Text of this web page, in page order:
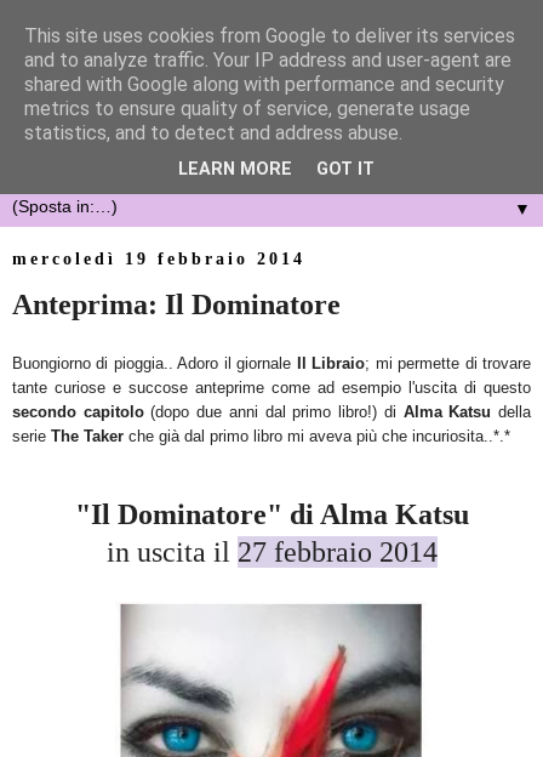
▼
mercoledì 19 febbraio 2014
Anteprima: Il Dominatore
Buongiorno di pioggia.. Adoro il giornale Il Libraio; mi permette di trovare
tante curiose e succose anteprime come ad esempio l'uscita di questo
secondo capitolo(dopo due anni dal primo libro!) di Alma Katsu della
serie The Taker che già dal primo libro mi aveva più che incuriosita..*.*
"Il Dominatore" di Alma Katsu
in uscita il 27 febbraio 2014
This site uses cookies from Google to deliver its services
and to analyze traffic. Your IP address and user-agent are
shared with Google along with performance and security
metrics to ensure quality of service, generate usage
statistics, and to detect and address abuse.
LEARN MORE GOT IT